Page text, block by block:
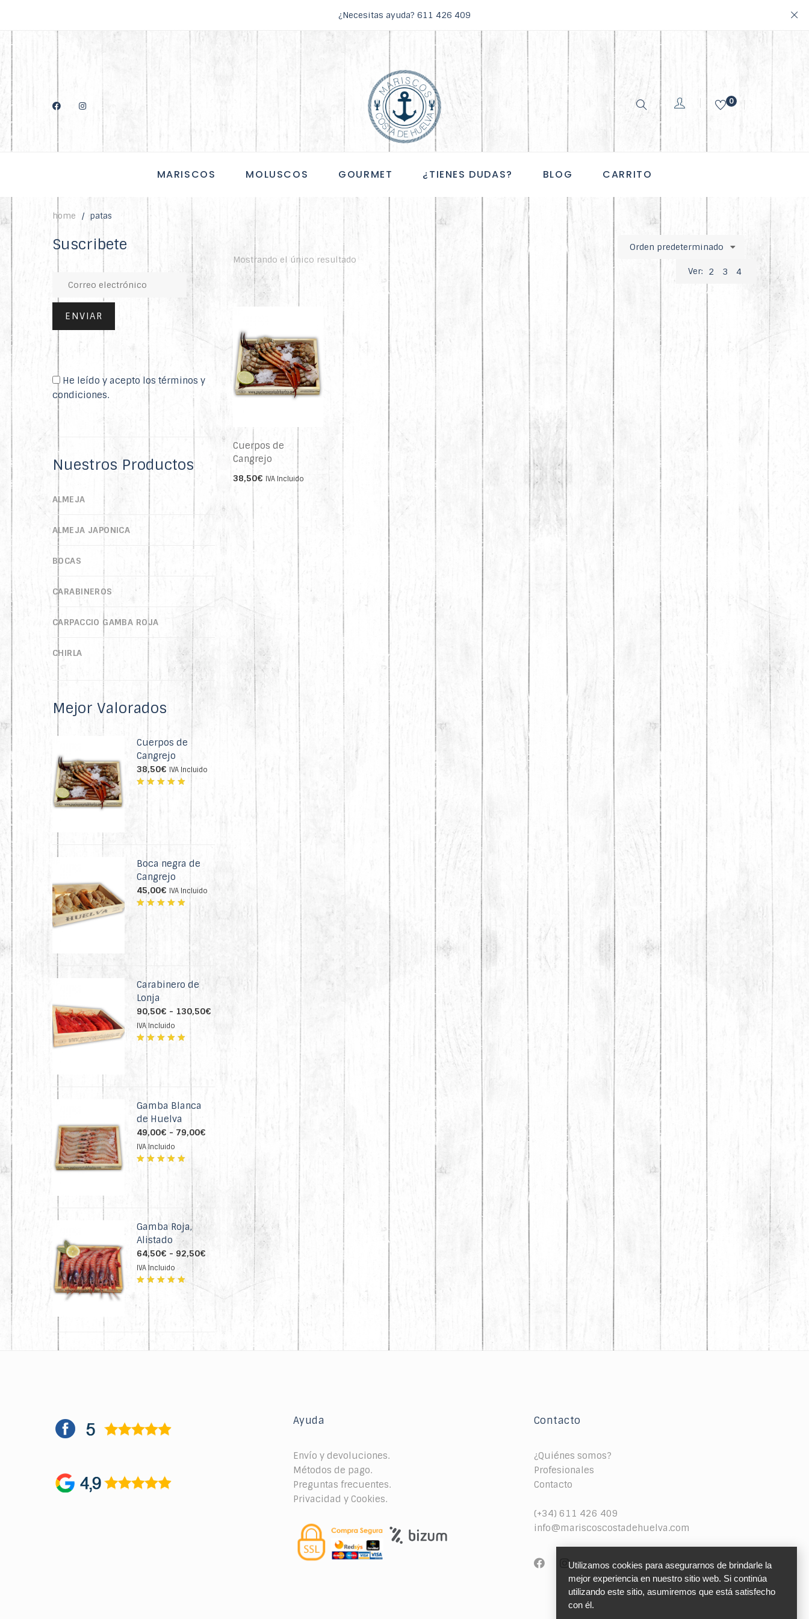
¿Necesitas ayuda? 611 426 409
0
MARISCOS MOLUSCOS GOURMET ¿TIENES DUDAS? BLOG CARRITO
home patas
Mostrando el único resultado
Orden predeterminado
Ver: 2 3 4
Cuerpos de
Cangrejo
38,50€ IVA Incluido
Suscribete
He leído y acepto los términos y
condiciones.
Nuestros Productos
ALMEJA
ALMEJA JAPONICA
BOCAS
CARABINEROS
CARPACCIO GAMBA ROJA
CHIRLA
CIGALAS
COQUINAS
GAMBA ROJA(ALISTADO)
GOURMET
LANGOSTINOS TIGRE
LONGUERÓN (NAVAJAS)
MARISCADA SAN VALENTÍN
MOLUSCOS
PATAS
Mejor Valorados
Cuerpos de
Cangrejo
38,50€ IVA Incluido
Valorado
Boca negra de
Cangrejo
45,00€ IVA Incluido
Valorado
Carabinero de
Lonja
90,50€ - 130,50€
IVA Incluido
Valorado
de 5
Gamba Blanca
de Huelva
49,00€ - 79,00€
IVA Incluido
con
de 5
Gamba Roja,
Alistado
64,50€ - 92,50€
IVA Incluido
Valorado
Ayuda
Envío y devoluciones.
Métodos de pago.
Preguntas frecuentes.
Privacidad y Cookies.
Contacto
¿Quiénes somos?
Profesionales
Contacto
(+34) 611 426 409
info@mariscoscostadehuelva.com
Utilizamos cookies para asegurarnos de brindarle la
mejor experiencia en nuestro sitio web. Si continúa
utilizando este sitio, asumiremos que está satisfecho
con él.